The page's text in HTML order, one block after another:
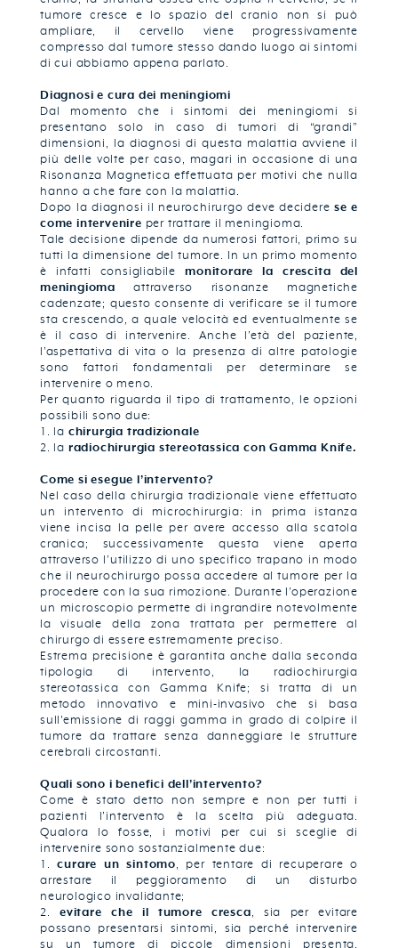
tumore cresce e lo spazio del cranio non si può
ampliare, il cervello viene progressivamente
compresso dal tumore stesso dando luogo ai sintomi
di cui abbiamo appena parlato.
Diagnosi e cura dei meningiomi
Dal momento che i sintomi dei meningiomi si
presentano solo in caso di tumori di “grandi”
dimensioni, la diagnosi di questa malattia avviene il
più delle volte per caso, magari in occasione di una
Risonanza Magnetica effettuata per motivi che nulla
hanno a che fare con la malattia.
Dopo la diagnosi il neurochirurgo deve decidere se e
come intervenire per trattare il meningioma.
Tale decisione dipende da numerosi fattori, primo su
tutti la dimensione del tumore. In un primo momento
è infatti consigliabile monitorare la crescita del
meningioma attraverso risonanze magnetiche
cadenzate; questo consente di verificare se il tumore
sta crescendo, a quale velocità ed eventualmente se
è il caso di intervenire. Anche l’età del paziente,
l’aspettativa di vita o la presenza di altre patologie
sono fattori fondamentali per determinare se
intervenire o meno.
Per quanto riguarda il tipo di trattamento, le opzioni
possibili sono due:
la chirurgia tradizionale
la radiochirurgia stereotassica con Gamma Knife.
Come si esegue l’intervento?
Nel caso della chirurgia tradizionale viene effettuato
un intervento di microchirurgia: in prima istanza
viene incisa la pelle per avere accesso alla scatola
cranica; successivamente questa viene aperta
attraverso l’utilizzo di uno specifico trapano in modo
che il neurochirurgo possa accedere al tumore per la
procedere con la sua rimozione. Durante l’operazione
un microscopio permette di ingrandire notevolmente
la visuale della zona trattata per permettere al
chirurgo di essere estremamente preciso.
Estrema precisione è garantita anche dalla seconda
tipologia di intervento, la radiochirurgia
stereotassica con Gamma Knife; si tratta di un
metodo innovativo e mini-invasivo che si basa
sull'emissione di raggi gamma in grado di colpire il
tumore da trattare senza danneggiare le strutture
cerebrali circostanti.
Quali sono i benefici dell’intervento?
Come è stato detto non sempre e non per tutti i
pazienti l’intervento è la scelta più adeguata.
Qualora lo fosse, i motivi per cui si sceglie di
intervenire sono sostanzialmente due:
curare un sintomo, per tentare di recuperare o
arrestare il peggioramento di un disturbo
neurologico invalidante;
evitare che il tumore cresca, sia per evitare
possano presentarsi sintomi, sia perché intervenire
su un tumore di piccole dimensioni presenta,